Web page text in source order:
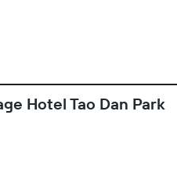
Hotel Tao Dan Park